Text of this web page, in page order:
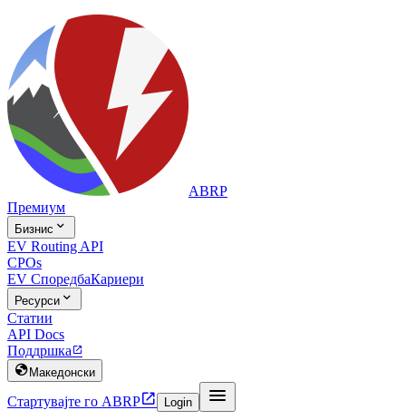
ABRP
Премиум
Бизнис 
EV Routing API
CPOs
EV СпоредбаКариери
Ресурси 
Статии
API Docs
Поддршка 
 Македонски
Стартувајте го ABRP Login 